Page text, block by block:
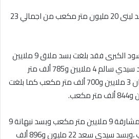
كما بلغت طاقة استيعاب سد لبنى 20 مليون متر مكعب من اجمالي 23
وبالنسبة لأهم الإيرادات بالسود الكبرى فقد بلغت بسد ملاق 9 ملايين
و288 ألف متر مكعب ، وبسد سيدي سالم 4 ملايين و785 ألف متر
مكعب، وبلغت في سد سجنان 3 ملايين و700 ألف متر مكعب كما بلغت
و بلغت الإيرادات في سد بير مشارقة 9 ملايين متر مكعب وبسد نبهانة 9
ملايين و700 ألف متر مكعب ،وبسد سيدي سعد 22 مليون و896 ألف